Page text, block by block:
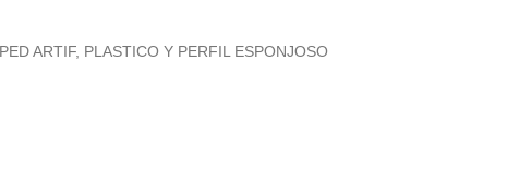
ARTIF, PLASTICO Y PERFIL ESPONJOSO